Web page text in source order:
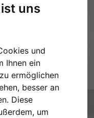
uns
und
Ihnen ein
ermöglichen
besser an
Diese
um